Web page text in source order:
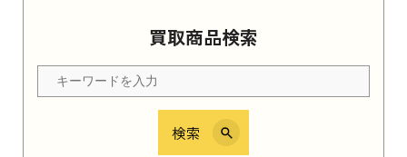
買取商品検索
検索
Apple Watch Series 11 2025 新品買取価格はこ
ちら
iPhone 16e シリーズ 2025